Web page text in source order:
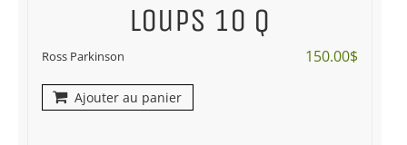
Loups 10 Q
Ross Parkinson 150.00$
Ajouter au panier